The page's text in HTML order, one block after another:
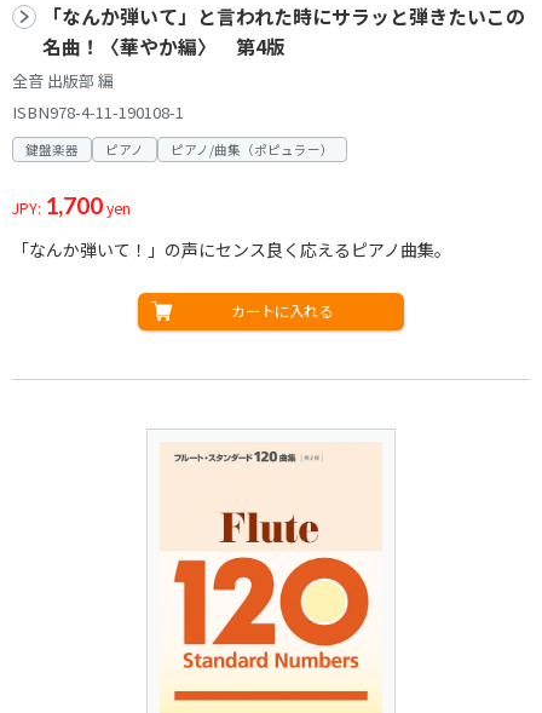
「なんか弾いて」と言われた時にサラッと弾きたいこの
名曲！〈華やか編〉 第4版
全音 出版部 編
ISBN978-4-11-190108-1
鍵盤楽器 ピアノ ピアノ/曲集（ポピュラー）
JPY: 1,700yen
「なんか弾いて！」の声にセンス良く応えるピアノ曲集。
カートに入れる